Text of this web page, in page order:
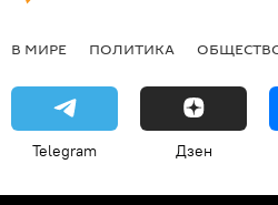
В МИРЕ ПОЛИТИКА
Telegram Дзен